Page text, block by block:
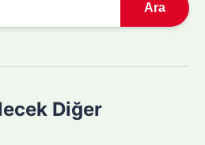
Ara
Diğer